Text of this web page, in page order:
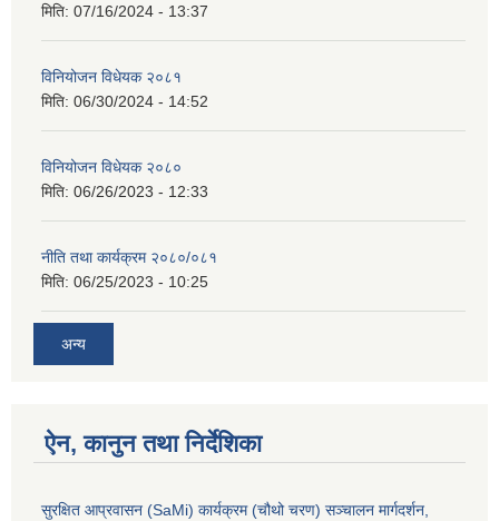
मिति: 07/16/2024 - 13:37
विनियोजन विधेयक २०८१
मिति: 06/30/2024 - 14:52
विनियोजन विधेयक २०८०
मिति: 06/26/2023 - 12:33
नीति तथा कार्यक्रम २०८०/०८१
मिति: 06/25/2023 - 10:25
अन्य
ऐन, कानुन तथा निर्देशिका
सुरक्षित आप्रवासन (SaMi) कार्यक्रम (चौथो चरण) सञ्चालन मार्गदर्शन,